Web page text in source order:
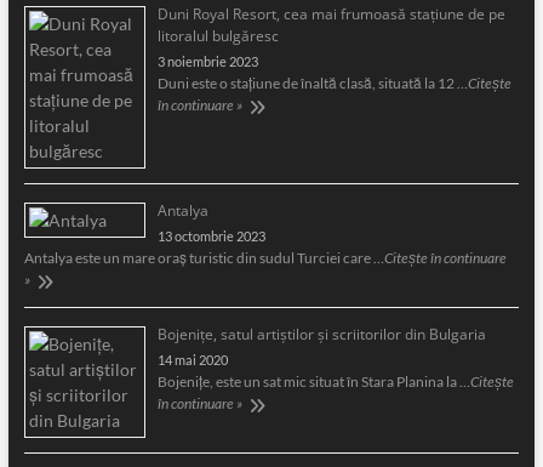
Duni Royal Resort, cea mai frumoasă staţiune de pe
litoralul bulgăresc
3 noiembrie 2023
Duni este o staţiune de înaltă clasă, situată la 12 …Citește
în continuare »
Antalya
13 octombrie 2023
Antalya este un mare oraş turistic din sudul Turciei care …Citește în continuare
»
Bojeniţe, satul artiştilor şi scriitorilor din Bulgaria
14 mai 2020
Bojeniţe, este un sat mic situat în Stara Planina la …Citește
în continuare »